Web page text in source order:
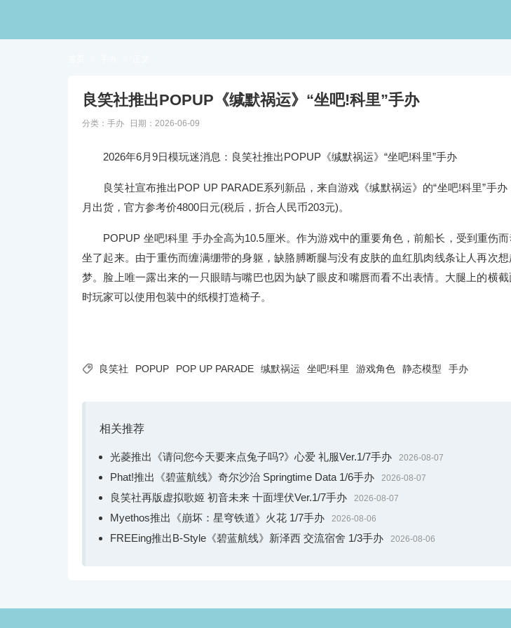
良笑社推出POPUP《缄默祸运》“坐吧!科里”手办
分类： 手办 日期：2026-06-09
2026年6月9日模玩迷消息：良笑社推出POPUP《缄默祸运》“坐吧!科里”手办
良笑社宣布推出POP UP PARADE系列新品，来自游戏《缄默祸运》的“坐吧!科里”手办
月出货，官方参考价4800日元(税后，折合人民币203元)。
POPUP 坐吧!科里 手办全高为10.5厘米。作为游戏中的重要角色，前船长，受到重伤而
坐了起来。由于重伤而缠满绷带的身躯，缺胳膊断腿与没有皮肤的血红肌肉线条让人再次
梦。脸上唯一露出来的一只眼睛与嘴巴也因为缺了眼皮和嘴唇而看不出表情。大腿上的横
时玩家可以使用包装中的纸模打造椅子。
 良笑社 POPUP POP UP PARADE 缄默祸运 坐吧!科里 游戏角色 静态模型 手办
相关推荐
光菱推出《请问您今天要来点兔子吗?》心爱 礼服Ver.1/7手办 2026-08-07
Phat!推出《碧蓝航线》奇尔沙治 Springtime Data 1/6手办 2026-08-07
良笑社再版虚拟歌姬 初音未来 十面埋伏Ver.1/7手办 2026-08-07
Myethos推出《崩坏：星穹铁道》火花 1/7手办 2026-08-06
FREEing推出B-Style《碧蓝航线》新泽西 交流宿舍 1/3手办 2026-08-06